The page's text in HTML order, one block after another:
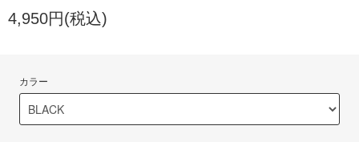
4,950円(税込)
カラー